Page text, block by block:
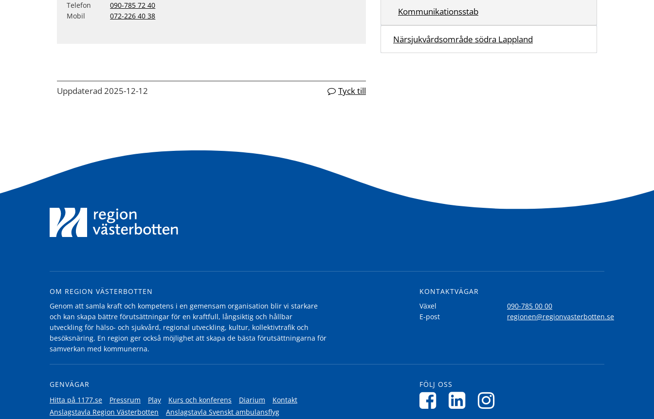
Telefon
090-785 72 40
Mobil
072-226 40 38
Uppdaterad 2025-12-12 Tyck till
Kommunikationsstab
Närsjukvårdsområde södra Lappland
OM REGION VÄSTERBOTTEN
Genom att samla kraft och kompetens i en gemensam organisation blir vi starkare
och kan skapa bättre förutsättningar för en kraftfull, långsiktig och hållbar
utveckling för hälso- och sjukvård, regional utveckling, kultur, kollektivtrafik och
besöksnäring. En region ger också möjlighet att skapa de bästa förutsättningarna för
samverkan med kommunerna.
KONTAKTVÄGAR
Växel
090-785 00 00
E-post
regionen@regionvasterbotten.se
GENVÄGAR
Hitta på 1177.se
Pressrum Play Kurs och konferens Diarium
Kontakt
Anslagstavla Region Västerbotten
Anslagstavla Svenskt ambulansflyg
FÖLJ OSS